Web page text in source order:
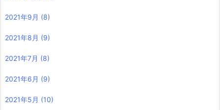
2021年9月 (8)
2021年8月 (9)
2021年7月 (8)
2021年6月 (9)
2021年5月 (10)